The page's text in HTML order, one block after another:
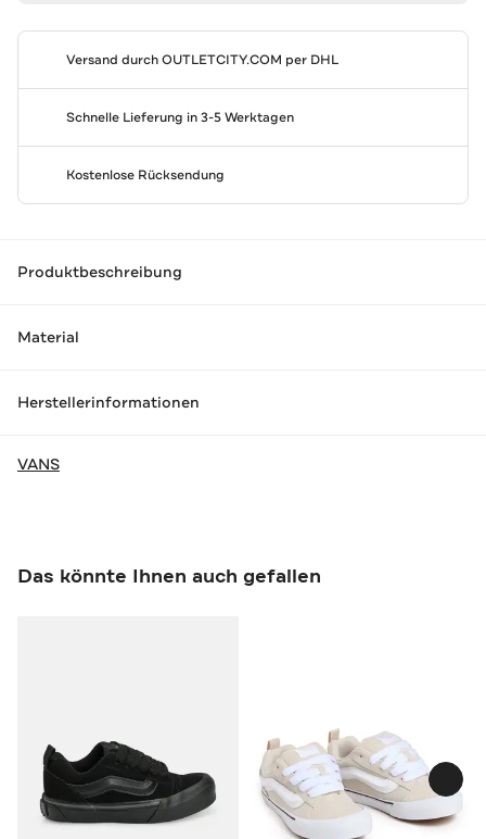
Versand durchOUTLETCITY.COM per DHL
Schnelle Lieferung in 3-5 Werktagen
Kostenlose Rücksendung
Produktbeschreibung
Material
Herstellerinformationen
VANS
Das könnte Ihnen auch gefallen